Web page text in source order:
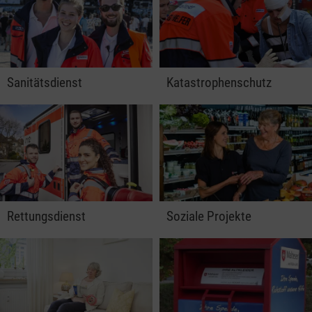
Sanitätsdienst Katastrophenschutz
Rettungsdienst Soziale Projekte